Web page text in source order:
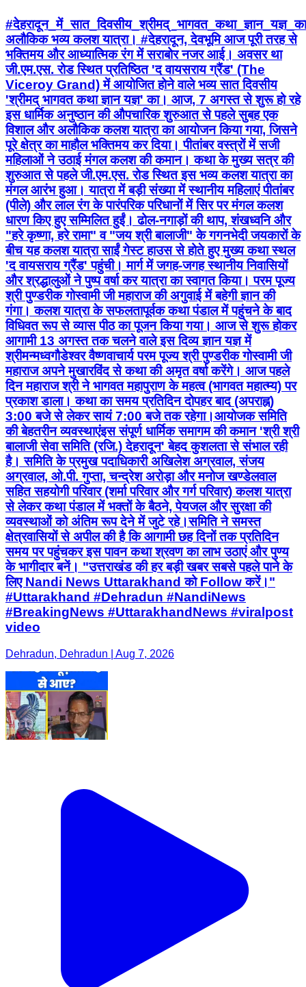
अलौकिक भव्य कलश यात्रा। #देहरादून, देवभूमि आज पूरी तरह से
भक्तिमय और आध्यात्मिक रंग में सराबोर नजर आई। अवसर था
जी.एम.एस. रोड स्थित प्रतिष्ठित 'द वायसराय ग्रैंड' (The
Viceroy Grand) में आयोजित होने वाले भव्य सात दिवसीय
'श्रीमद् भागवत कथा ज्ञान यज्ञ' का। आज, 7 अगस्त से शुरू हो रहे
इस धार्मिक अनुष्ठान की औपचारिक शुरुआत से पहले सुबह एक
विशाल और अलौकिक कलश यात्रा का आयोजन किया गया, जिसने
पूरे क्षेत्र का माहौल भक्तिमय कर दिया। पीतांबर वस्त्रों में सजी
महिलाओं ने उठाई मंगल कलश की कमान। कथा के मुख्य सत्र की
शुरुआत से पहले जी.एम.एस. रोड स्थित इस भव्य कलश यात्रा का
मंगल आरंभ हुआ। यात्रा में बड़ी संख्या में स्थानीय महिलाएं पीतांबर
(पीले) और लाल रंग के पारंपरिक परिधानों में सिर पर मंगल कलश
धारण किए हुए सम्मिलित हुईं। ढोल-नगाड़ों की थाप, शंखध्वनि और
"हरे कृष्णा, हरे रामा" व "जय श्री बालाजी" के गगनभेदी जयकारों के
बीच यह कलश यात्रा साईं गेस्ट हाउस से होते हुए मुख्य कथा स्थल
'द वायसराय ग्रैंड' पहुंची। मार्ग में जगह-जगह स्थानीय निवासियों
और श्रद्धालुओं ने पुष्प वर्षा कर यात्रा का स्वागत किया। परम पूज्य
श्री पुण्डरीक गोस्वामी जी महाराज की अगुवाई में बहेगी ज्ञान की
गंगा। कलश यात्रा के सफलतापूर्वक कथा पंडाल में पहुंचने के बाद
विधिवत रूप से व्यास पीठ का पूजन किया गया। आज से शुरू होकर
आगामी 13 अगस्त तक चलने वाले इस दिव्य ज्ञान यज्ञ में
श्रीमन्मध्वगौडेश्वर वैष्णवाचार्य परम पूज्य श्री पुण्डरीक गोस्वामी जी
महाराज अपने मुखारविंद से कथा की अमृत वर्षा करेंगे। आज पहले
दिन महाराज श्री ने भागवत महापुराण के महत्व (भागवत महात्म्य) पर
प्रकाश डाला। कथा का समय प्रतिदिन दोपहर बाद (अपराह्न)
3:00 बजे से लेकर सायं 7:00 बजे तक रहेगा।आयोजक समिति
की बेहतरीन व्यवस्थाएंइस संपूर्ण धार्मिक समागम की कमान 'श्री श्री
बालाजी सेवा समिति (रजि.) देहरादून' बेहद कुशलता से संभाल रही
है। समिति के प्रमुख पदाधिकारी अखिलेश अग्रवाल, संजय
अग्रवाल, ओ.पी. गुप्ता, चन्द्रेश अरोड़ा और मनोज खण्डेलवाल
सहित सहयोगी परिवार (शर्मा परिवार और गर्ग परिवार) कलश यात्रा
से लेकर कथा पंडाल में भक्तों के बैठने, पेयजल और सुरक्षा की
व्यवस्थाओं को अंतिम रूप देने में जुटे रहे।समिति ने समस्त
क्षेत्रवासियों से अपील की है कि आगामी छह दिनों तक प्रतिदिन
समय पर पहुंचकर इस पावन कथा श्रवण का लाभ उठाएं और पुण्य
के भागीदार बनें। "उत्तराखंड की हर बड़ी खबर सबसे पहले पाने के
लिए Nandi News Uttarakhand को Follow करें।"
#Uttarakhand #Dehradun #NandiNews
#BreakingNews #UttarakhandNews #viralpost
video
Dehradun, Dehradun | Aug 7, 2026